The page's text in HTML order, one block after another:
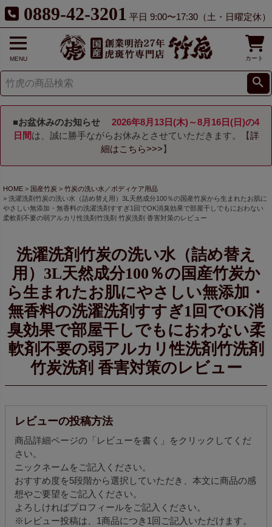
0889-42-3201 平日 9:00〜17:30（土・日曜定休）
MENU カート
■お盆休みのお知らせ
2026年8月13日(木)～8月16日(日)の4
日間は、誠に勝手ながらお休みとさせていただきます。【詳
細はこちら>>> 】
HOME 国産竹炭
竹炭の洗い水／ボディケア用品
洗濯洗剤竹炭の洗い水（詰め替え用）3L天然成分100％の国産竹炭から生まれたお肌に
やさしい無添加・無香料の洗濯洗剤すすぎ1回でOK消臭効果で部屋干しでもにおわない
柔軟剤不要の弱アルカリ性洗剤竹洗剤 竹炭洗剤 香害対策のレビュー
洗濯洗剤竹炭の洗い水（詰め替え
用）3L天然成分100％の国産竹炭か
ら生まれたお肌にやさしい無添加・
無香料の洗濯洗剤すすぎ1回でOK消
臭効果で部屋干しでもにおわない柔
軟剤不要の弱アルカリ性洗剤竹洗剤
竹炭洗剤 香害対策のレビュー
レビューの投稿方法
商品詳細ページの「レビューを書く」をクリックしてくだ
さい。
ニックネームをご記入ください。
おすすめ度を5段階から選択していただき、本文に商品の感
想やご要望をご記入ください。
よろしければプロフィールをご記入ください。
※レビュー投稿は、1商品につき1回ご記入いただけます。